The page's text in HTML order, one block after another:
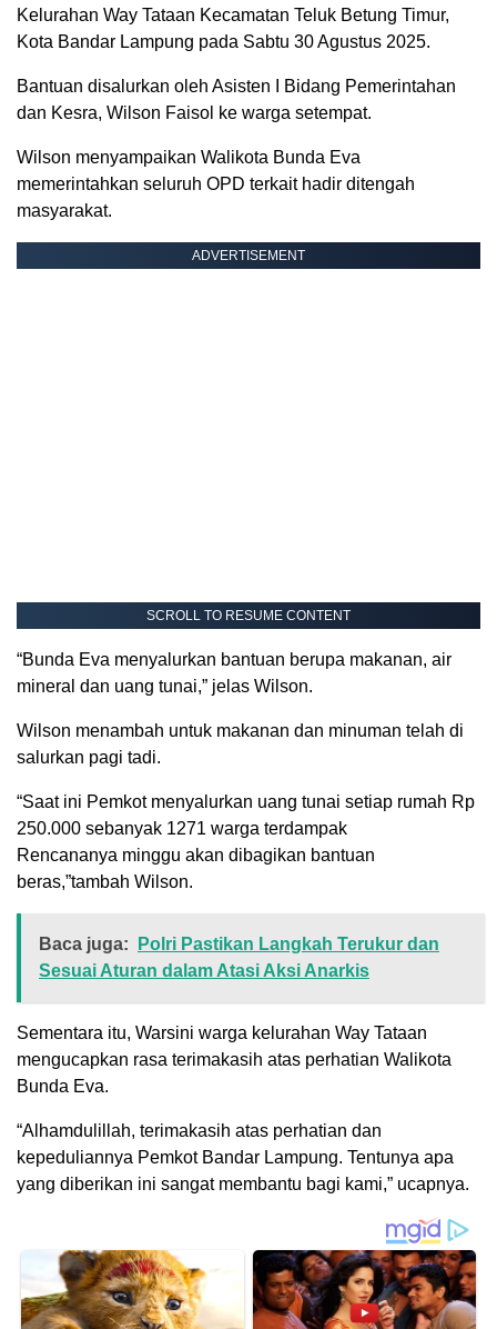
Kelurahan Way Tataan Kecamatan Teluk Betung Timur,
Kota Bandar Lampung pada Sabtu 30 Agustus 2025.
Bantuan disalurkan oleh Asisten I Bidang Pemerintahan
dan Kesra, Wilson Faisol ke warga setempat.
Wilson menyampaikan Walikota Bunda Eva
memerintahkan seluruh OPD terkait hadir ditengah
masyarakat.
ADVERTISEMENT
SCROLL TO RESUME CONTENT
“Bunda Eva menyalurkan bantuan berupa makanan, air
mineral dan uang tunai,” jelas Wilson.
Wilson menambah untuk makanan dan minuman telah di
salurkan pagi tadi.
“Saat ini Pemkot menyalurkan uang tunai setiap rumah Rp
250.000 sebanyak 1271 warga terdampak
Rencananya minggu akan dibagikan bantuan
beras,”tambah Wilson.
Baca juga:
Polri Pastikan Langkah Terukur dan
Sesuai Aturan dalam Atasi Aksi Anarkis
Sementara itu, Warsini warga kelurahan Way Tataan
mengucapkan rasa terimakasih atas perhatian Walikota
Bunda Eva.
“Alhamdulillah, terimakasih atas perhatian dan
kepeduliannya Pemkot Bandar Lampung. Tentunya apa
yang diberikan ini sangat membantu bagi kami,” ucapnya.